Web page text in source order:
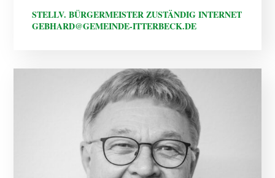
STELLV. BÜRGERMEISTER ZUSTÄNDIG INTERNET
GEBHARD@GEMEINDE-ITTERBECK.DE